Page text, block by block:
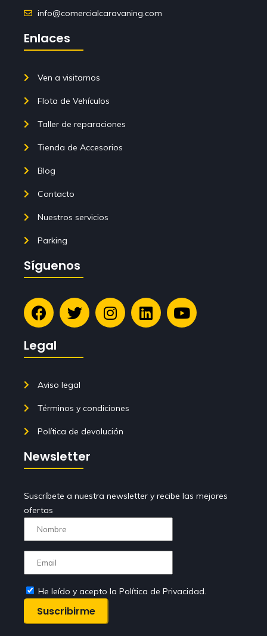
info@comercialcaravaning.com
Enlaces
Ven a visitarnos
Flota de Vehículos
Taller de reparaciones
Tienda de Accesorios
Blog
Contacto
Nuestros servicios
Parking
Síguenos
Legal
Aviso legal
Términos y condiciones
Política de devolución
Newsletter
Suscríbete a nuestra newsletter y recibe las mejores
ofertas
He leído y acepto la Política de Privacidad.